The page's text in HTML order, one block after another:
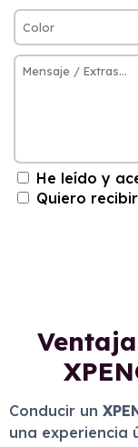
He leído y
Quiero
Conducir un
una experiencia